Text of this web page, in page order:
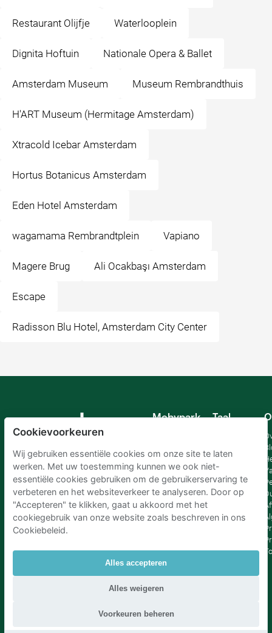
Restaurant Olijfje Waterlooplein
Dignita Hoftuin Nationale Opera & Ballet
Amsterdam Museum Museum Rembrandthuis
H'ART Museum (Hermitage Amsterdam)
Xtracold Icebar Amsterdam
Hortus Botanicus Amsterdam
Eden Hotel Amsterdam
wagamama Rembrandtplein Vapiano
Magere Brug Ali Ocakbaşı Amsterdam
Escape
Radisson Blu Hotel, Amsterdam City Center
Mobypark
Taal
Spaans
Frankrijk
Italiaans
Nederlands
Parkeren Amsterdam
Parkeren Den Haag|Parkeren Rotterdam
Cookievoorkeuren
Wij gebruiken essentiële cookies om onze site te laten
werken. Met uw toestemming kunnen we ook niet-
essentiële cookies gebruiken om de gebruikerservaring te
verbeteren en het websiteverkeer te analyseren. Door op
"Accepteren" te klikken, gaat u akkoord met het
cookiegebruik van onze website zoals beschreven in ons
Cookiebeleid.
Alles accepteren
Alles weigeren
Voorkeuren beheren